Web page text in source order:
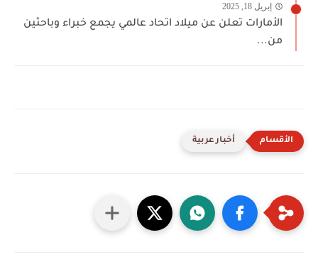
إبريل 18, 2025
الأمارات تعلن عن ميلاد اتحاد عالمي يجمع خبراء وباحثين
من...
أخبار عربية